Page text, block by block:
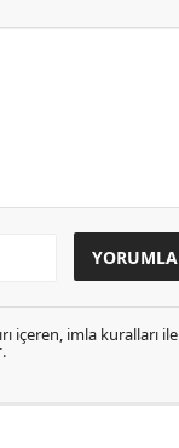
içeren, imla kuralları ile
.